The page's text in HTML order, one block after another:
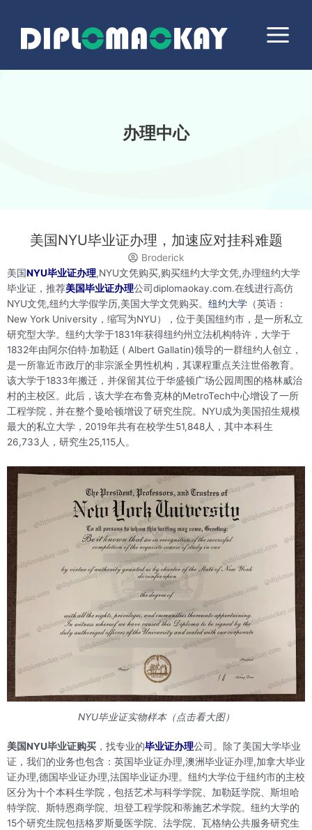
Menu
办理中心
美国NYU毕业证办理，加速应对挂科难题
Broderick
美国NYU毕业证办理,NYU文凭购买,购买纽约大学文凭,办理纽约大学
毕业证，推荐美国毕业证办理公司diplomaokay.com.在线进行高仿
NYU文凭,纽约大学假学历,美国大学文凭购买。 纽约大学 （英语：
New York University，缩写为NYU），位于美国纽约市，是一所私立
研究型大学。纽约大学于1831年获得纽约州立法机构特许，大学于
1832年由阿尔伯特·加勒廷 ( Albert Gallatin)领导的一群纽约人创立，
是一所靠近市政厅的非宗派全男性机构，其课程重点关注世俗教育。
该大学于1833年搬迁，并保留其位于华盛顿广场公园周围的格林威治
村的主校区。此后，该大学在布鲁克林的MetroTech中心增设了一所
工程学院，并在整个曼哈顿增设了研究生院。NYU成为美国招生规模
最大的私立大学，2019年共有在校学生51,848人，其中本科生
26,733人，研究生25,115人。
NYU毕业证实物样本（点击看大图）
美国NYU毕业证购买 ，找专业的毕业证办理公司。除了美国大学毕业
证，我们的业务也包含：英国毕业证办理,澳洲毕业证办理,加拿大毕业
证办理,德国毕业证办理,法国毕业证办理。纽约大学位于纽约市的主校
区分为十个本科生学院，包括艺术与科学学院、加勒廷学院、斯坦哈
特学院、斯特恩商学院、坦登工程学院和蒂施艺术学院。纽约大学的
15个研究生院包括格罗斯曼医学院、法学院、瓦格纳公共服务研究生